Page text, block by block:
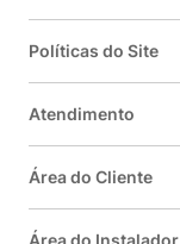
Políticas do Site
Atendimento
Área do Cliente
Área do Instalador